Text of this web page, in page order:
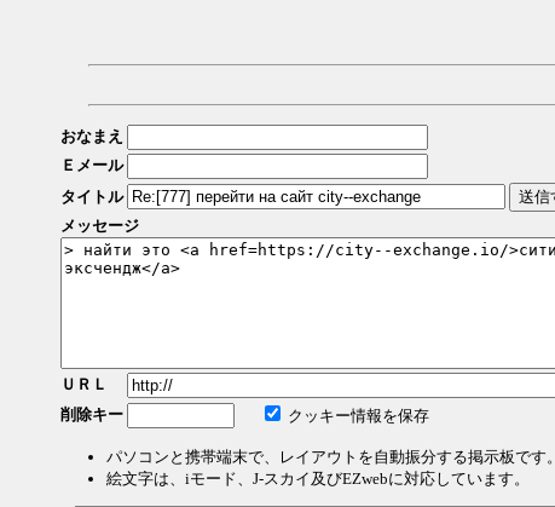
おなまえ
Ｅメール
タイトル
メッセージ
ＵＲＬ
削除キー
クッキー情報を保存
パソコンと携帯端末で、レイアウトを自動振分する掲示板です。
絵文字は、iモード、J-スカイ及びEZwebに対応しています。